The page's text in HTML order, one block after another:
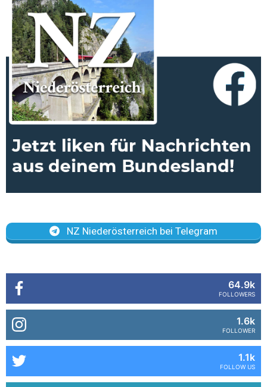
NZ Niederösterreich bei Telegram
64.9k
FOLLOWERS
1.6k
FOLLOWER
1.1k
FOLLOW US